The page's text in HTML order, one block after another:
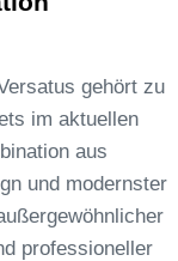
gehört zu
im aktuellen
aus
und modernster
professioneller